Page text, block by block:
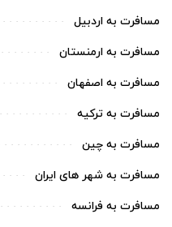
مسافرت به اردبیل
مسافرت به ارمنستان
مسافرت به اصفهان
مسافرت به ترکیه
مسافرت به چین
مسافرت به شهر های ایران
مسافرت به فرانسه